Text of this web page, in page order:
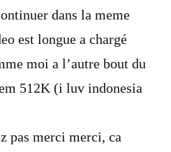
dans la meme
est longue a chargé
moi a l’autre bout du
512K (i luv indonesia
pas merci merci, ca